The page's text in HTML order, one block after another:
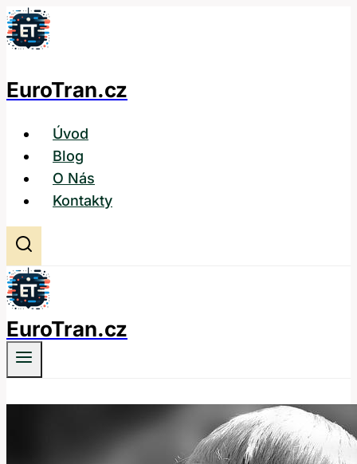
Přeskočit
na
EuroTran.cz
Úvod
Blog
O Nás
Kontakty
EuroTran.cz